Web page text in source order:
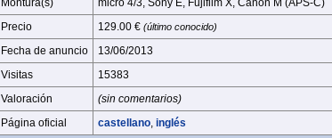
Montura(s)
micro 4/3, Sony E, Fujifilm X, Canon M (APS‑C)
Precio
129.00 € (último conocido)
Fecha de anuncio
13/06/2013
Visitas
15383
Valoración
(sin comentarios)
Página oficial
castellano, inglés